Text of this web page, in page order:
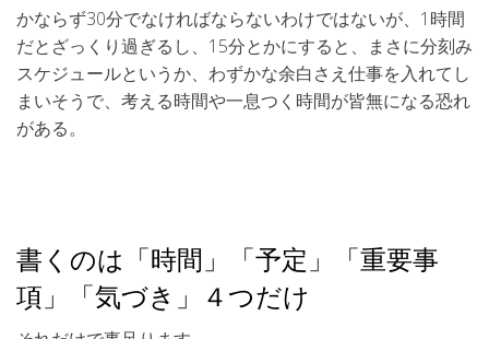
かならず30分でなければならないわけではないが、1時間
だとざっくり過ぎるし、15分とかにすると、まさに分刻み
スケジュールというか、わずかな余白さえ仕事を入れてし
まいそうで、考える時間や一息つく時間が皆無になる恐れ
がある。
書くのは「時間」「予定」「重要事
項」「気づき」４つだけ